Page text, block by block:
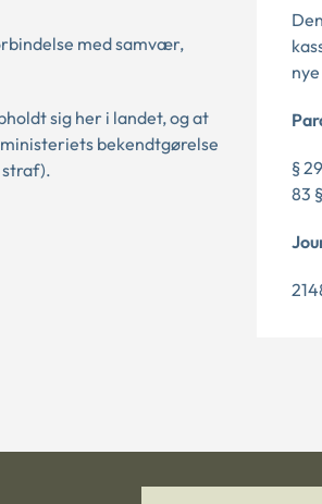
med samvær,
sig her i landet, og at
bekendtgørelse
§
83